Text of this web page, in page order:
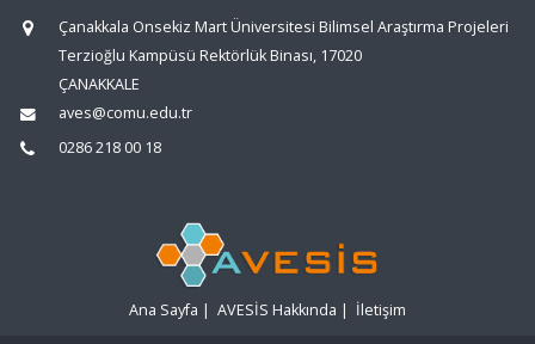
Çanakkala Onsekiz Mart Üniversitesi Bilimsel Araştırma Projeleri
Terzioğlu Kampüsü Rektörlük Binası, 17020
ÇANAKKALE
aves@comu.edu.tr
0286 218 00 18
Ana Sayfa | AVESİS Hakkında | İletişim